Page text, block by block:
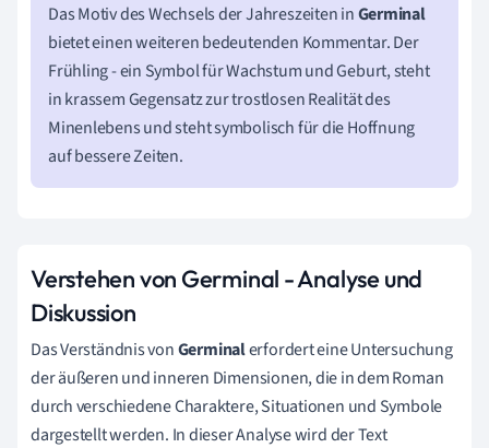
Das Motiv des Wechsels der Jahreszeiten inGerminal
bietet einen weiteren bedeutenden Kommentar. Der
Frühling - ein Symbol für Wachstum und Geburt, steht
in krassem Gegensatz zur trostlosen Realität des
Minenlebens und steht symbolisch für die Hoffnung
auf bessere Zeiten.
Verstehen von Germinal - Analyse und
Diskussion
Das Verständnis vonGerminalerfordert eine Untersuchung
der äußeren und inneren Dimensionen, die in dem Roman
durch verschiedene Charaktere, Situationen und Symbole
dargestellt werden. In dieser Analyse wird der Text